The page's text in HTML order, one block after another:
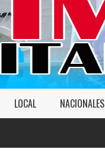
LOCAL NACIONALES